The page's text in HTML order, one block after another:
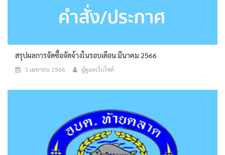
สรุปผลการจัดซื้อจัดจ้างในรอบเดือน มีนาคม 2566
3 เมษายน 2566 ผู้ดูแลเว็บไซต์